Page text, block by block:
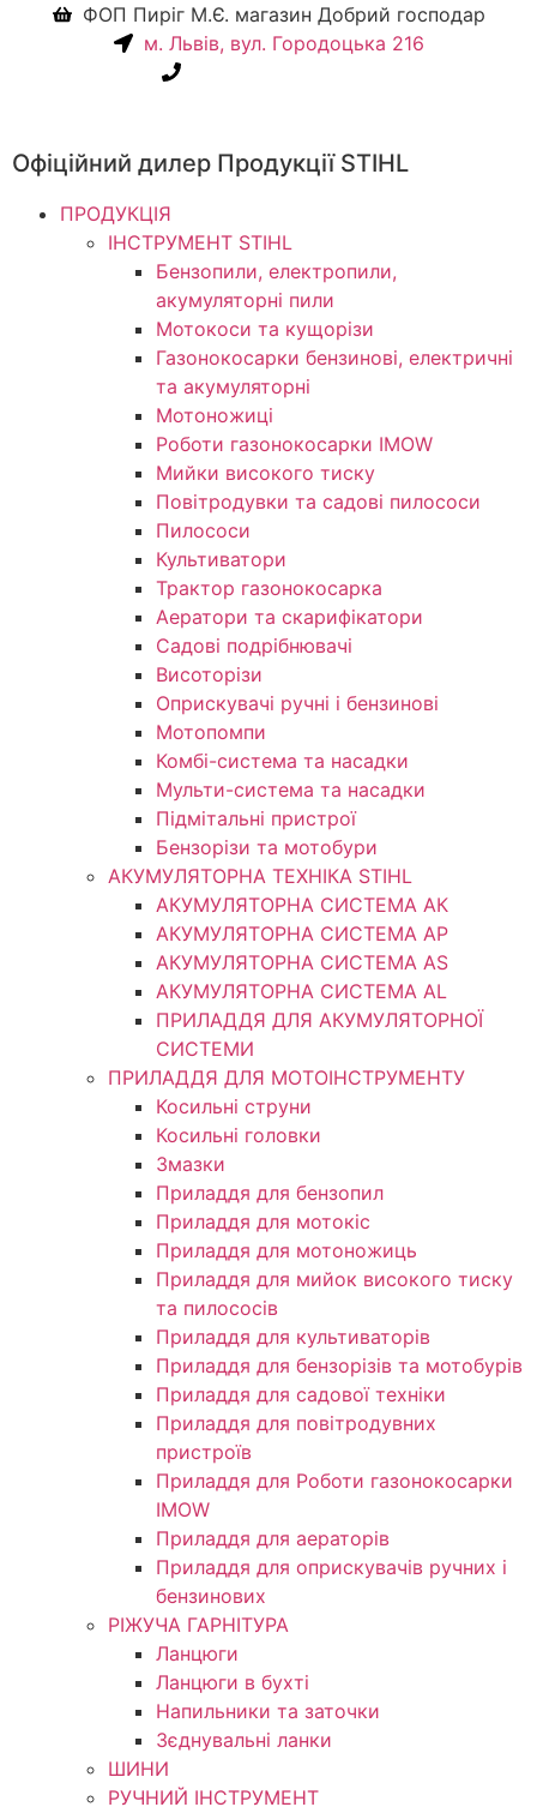
ФОП Пиріг М.Є. магазин Добрий господар
м. Львів, вул. Городоцька 216
Офіційний дилер Продукції STIHL
ПРОДУКЦІЯ
ІНСТРУМЕНТ STIHL
Бензопили, електропили,
акумуляторні пили
Мотокоси та кущорізи
Газонокосарки бензинові, електричні
та акумуляторні
Мотоножиці
Роботи газонокосарки IMOW
Мийки високого тиску
Повітродувки та садові пилососи
Пилососи
Культиватори
Трактор газонокосарка
Аератори та скарифікатори
Садові подрібнювачі
Висоторізи
Оприскувачі ручні і бензинові
Мотопомпи
Комбі-система та насадки
Мульти-система та насадки
Підмітальні пристрої
Бензорізи та мотобури
АКУМУЛЯТОРНА ТЕХНІКА STIHL
АКУМУЛЯТОРНА СИСТЕМА АК
АКУМУЛЯТОРНА СИСТЕМА АР
АКУМУЛЯТОРНА СИСТЕМА AS
АКУМУЛЯТОРНА СИСТЕМА AL
ПРИЛАДДЯ ДЛЯ АКУМУЛЯТОРНОЇ
СИСТЕМИ
ПРИЛАДДЯ ДЛЯ МОТОІНСТРУМЕНТУ
Косильні струни
Косильні головки
Змазки
Приладдя для бензопил
Приладдя для мотокіс
Приладдя для мотоножиць
Приладдя для мийок високого тиску
та пилососів
Приладдя для культиваторів
Приладдя для бензорізів та мотобурів
Приладдя для садової техніки
Приладдя для повітродувних
пристроїв
Приладдя для Роботи газонокосарки
IMOW
Приладдя для аераторів
Приладдя для оприскувачів ручних і
бензинових
РІЖУЧА ГАРНІТУРА
Ланцюги
Ланцюги в бухті
Напильники та заточки
Зєднувальні ланки
ШИНИ
РУЧНИЙ ІНСТРУМЕНТ